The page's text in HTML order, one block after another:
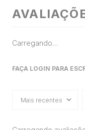
Carregando…
FAÇA LOGIN PARA
Mais recentes